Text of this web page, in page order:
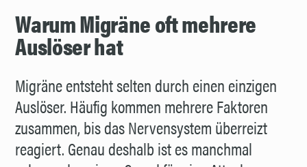
Warum Migräne oft mehrere
Auslöser hat
Migräne entsteht selten durch einen einzigen
Auslöser. Häufig kommen mehrere Faktoren
zusammen, bis das Nervensystem überreizt
reagiert. Genau deshalb ist es manchmal